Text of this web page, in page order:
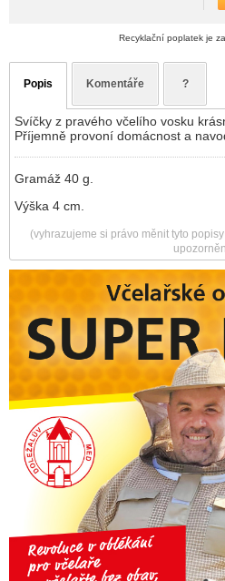
Recyklační poplatek je
Popis Komentáře ?
Svíčky z pravého včelího vosku
Příjemně provoní domácnost a
Gramáž 40 g.
Výška 4 cm.
(vyhrazujeme si právo měnit tyto